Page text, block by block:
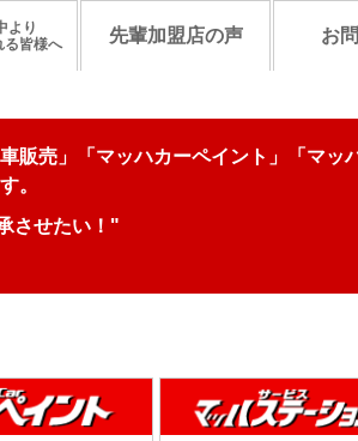
より
る皆様へ
先輩加盟店の声 お
販売」「マッハカーペイント」「マッ
。
させたい！"